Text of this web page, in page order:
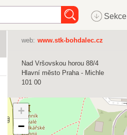
Sekce
web: www.stk-bohdalec.cz
Nad Vršovskou horou 88/4
Hlavní město Praha - Michle
101 00
+
−